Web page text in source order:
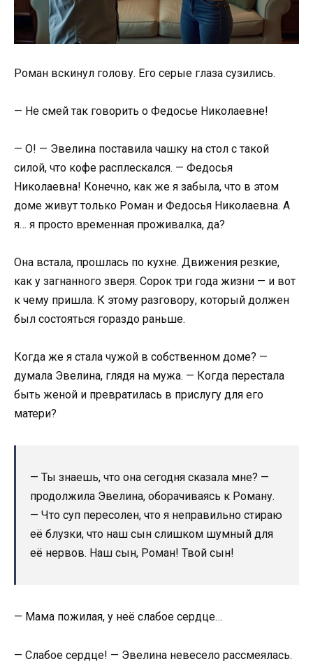
Роман вскинул голову. Его серые глаза сузились.
— Не смей так говорить о Федосье Николаевне!
— О! — Эвелина поставила чашку на стол с такой
силой, что кофе расплескался. — Федосья
Николаевна! Конечно, как же я забыла, что в этом
доме живут только Роман и Федосья Николаевна. А
я… я просто временная проживалка, да?
Она встала, прошлась по кухне. Движения резкие,
как у загнанного зверя. Сорок три года жизни — и вот
к чему пришла. К этому разговору, который должен
был состояться гораздо раньше.
Когда же я стала чужой в собственном доме? —
думала Эвелина, глядя на мужа. — Когда перестала
быть женой и превратилась в прислугу для его
матери?
— Ты знаешь, что она сегодня сказала мне? —
продолжила Эвелина, оборачиваясь к Роману.
— Что суп пересолен, что я неправильно стираю
её блузки, что наш сын слишком шумный для
её нервов. Наш сын, Роман! Твой сын!
— Мама пожилая, у неё слабое сердце…
— Слабое сердце! — Эвелина невесело рассмеялась.